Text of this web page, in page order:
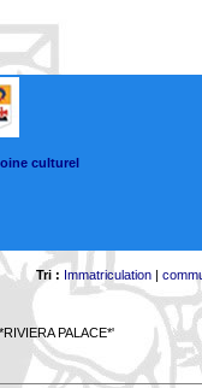
culturel
Tri : Immatriculation|
PALACE*'